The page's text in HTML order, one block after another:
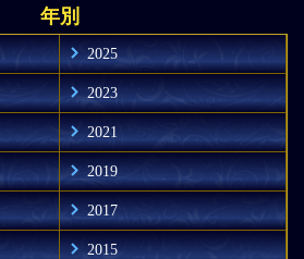
年別
2025
2023
2021
2019
2017
2015